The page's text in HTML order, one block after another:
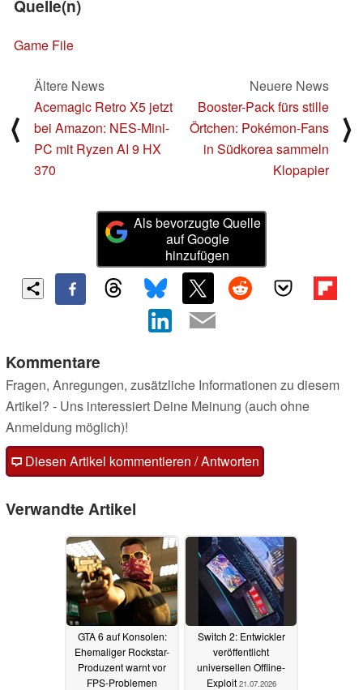
Quelle(n)
Game File
⟨
Ältere News
Acemagic Retro X5 jetzt
bei Amazon: NES-Mini-
PC mit Ryzen AI 9 HX
370
Neuere News
Booster-Pack fürs stille
Örtchen: Pokémon-Fans
in Südkorea sammeln
Klopapier
⟩
Als bevorzugte Quelle
auf Google
hinzufügen
Kommentare
Fragen, Anregungen, zusätzliche Informationen zu diesem
Artikel? - Uns interessiert Deine Meinung (auch ohne
Anmeldung möglich)!
Diesen Artikel kommentieren / Antworten
Verwandte Artikel
GTA 6 auf Konsolen:
Ehemaliger Rockstar-
Produzent warnt vor
FPS-Problemen
Switch 2: Entwickler
veröffentlicht
universellen Offline-
Exploit 21.07.2026